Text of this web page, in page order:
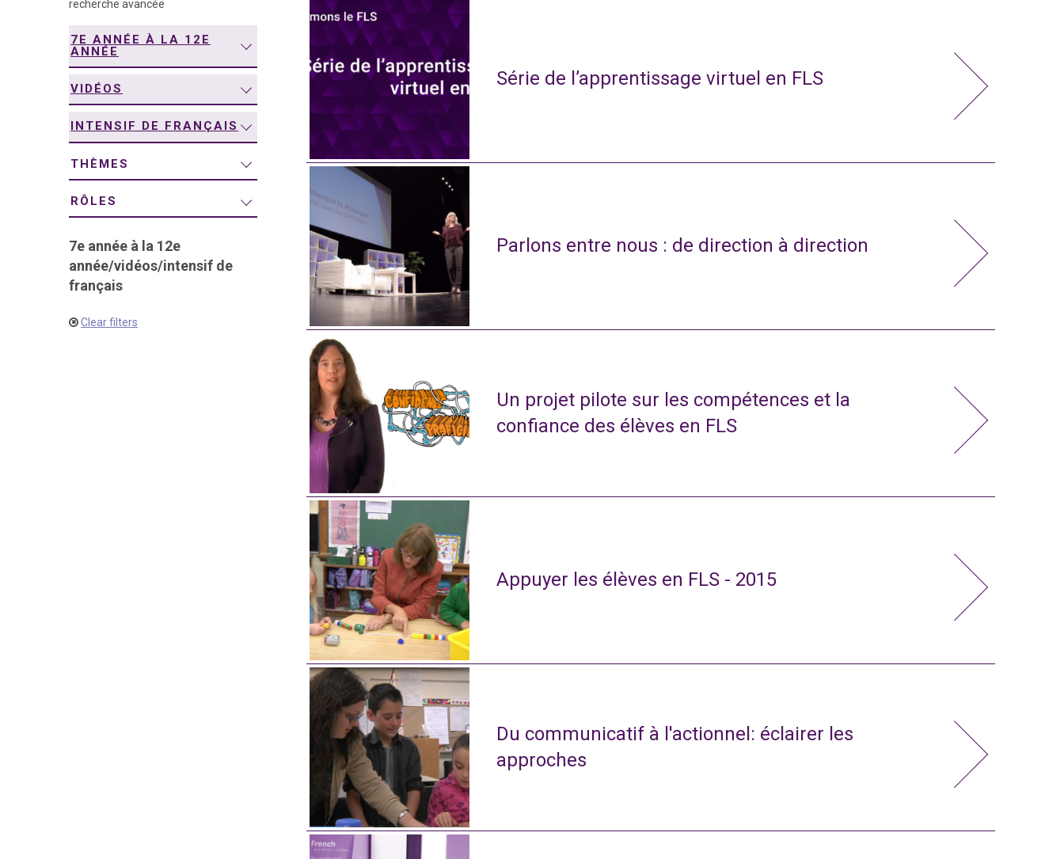
recherche avancée
7E ANNÉE À LA 12E
ANNÉE
VIDÉOS
INTENSIF DE FRANÇAIS
THÈMES
RÔLES
7e année à la 12e
année/vidéos/intensif de
français
Clear filters
Série de l’apprentissage virtuel en FLS
Parlons entre nous : de direction à direction
Un projet pilote sur les compétences et la
confiance des élèves en FLS
Appuyer les élèves en FLS - 2015
Du communicatif à l'actionnel: éclairer les
approches